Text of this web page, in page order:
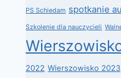
PS Schiedam spotkanie
Szkolenie dla nauczycieli
2022 Wierszowisko 2023